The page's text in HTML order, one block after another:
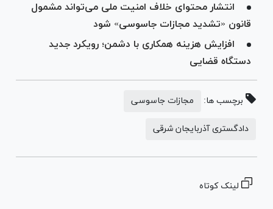
انتشار محتوای خلاف امنیت ملی می‌تواند مشمول
قانون «تشدید مجازات جاسوسی» شود
افزایش هزینه همکاری با دشمن؛ رویکرد جدید
دستگاه قضایی
برچسب ها: مجازات جاسوسی
دادگستری آذربایجان شرقی
لینک کوتاه